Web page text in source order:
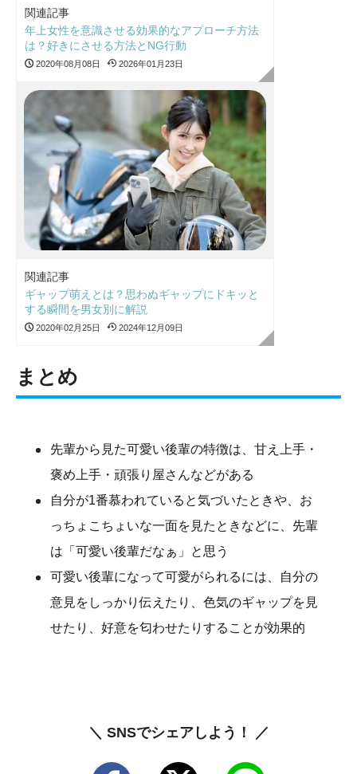
関連記事
年上女性を意識させる効果的なアプローチ方法
は？好きにさせる方法とNG行動
2020年08月08日 2026年01月23日
関連記事
ギャップ萌えとは？思わぬギャップにドキッと
する瞬間を男女別に解説
2020年02月25日 2024年12月09日
まとめ
先輩から見た可愛い後輩の特徴は、甘え上手・
褒め上手・頑張り屋さんなどがある
自分が1番慕われていると気づいたときや、お
っちょこちょいな一面を見たときなどに、先輩
は「可愛い後輩だなぁ」と思う
可愛い後輩になって可愛がられるには、自分の
意見をしっかり伝えたり、色気のギャップを見
せたり、好意を匂わせたりすることが効果的
＼ SNSでシェアしよう！ ／